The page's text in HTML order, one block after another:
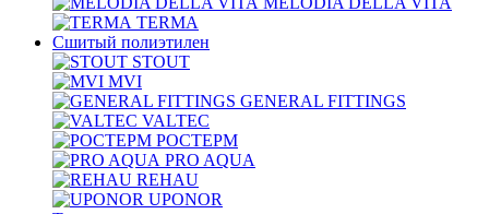
TERMA
Сшитый полиэтилен
STOUT
MVI
GENERAL FITTINGS
VALTEC
РОСТЕРМ
PRO AQUA
REHAU
UPONOR